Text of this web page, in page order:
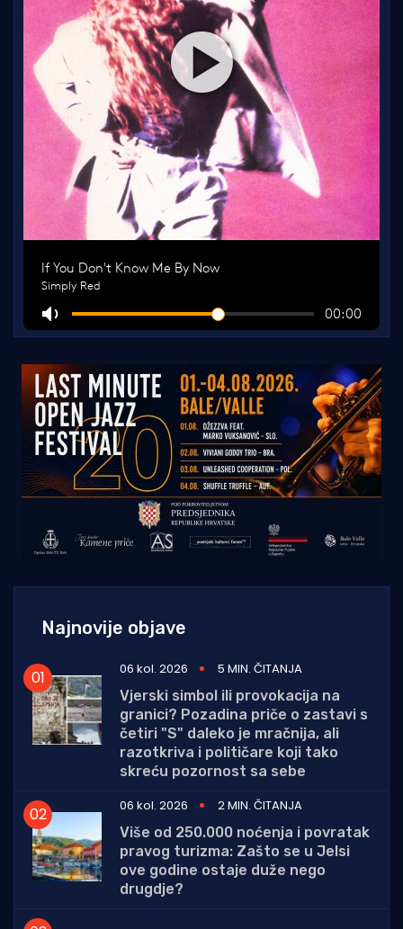
Najnovije objave
06 kol. 2026
5 MIN. ČITANJA
Vjerski simbol ili provokacija na
granici? Pozadina priče o zastavi s
četiri "S" daleko je mračnija, ali
razotkriva i političare koji tako
skreću pozornost sa sebe
06 kol. 2026
2 MIN. ČITANJA
Više od 250.000 noćenja i povratak
pravog turizma: Zašto se u Jelsi
ove godine ostaje duže nego
drugdje?